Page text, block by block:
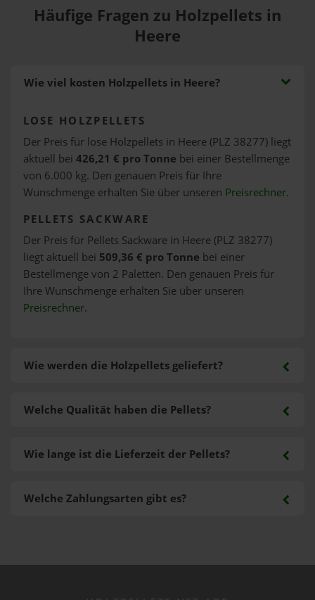
Häufige Fragen zu Holzpellets in
Heere
Wie viel kosten Holzpellets in Heere?
LOSE HOLZPELLETS
Der Preis für lose Holzpellets in Heere (PLZ 38277) liegt
aktuell bei 426,21 € pro Tonne bei einer Bestellmenge
von 6.000 kg. Den genauen Preis für Ihre
Wunschmenge erhalten Sie über unseren Preisrechner.
PELLETS SACKWARE
Der Preis für Pellets Sackware in Heere (PLZ 38277)
liegt aktuell bei 509,36 € pro Tonne bei einer
Bestellmenge von 2 Paletten. Den genauen Preis für
Ihre Wunschmenge erhalten Sie über unseren
Preisrechner.
Wie werden die Holzpellets geliefert?
Welche Zahlungsarten gibt es?
Welche Qualität haben die Pellets?
Wie lange ist die Lieferzeit der Pellets?